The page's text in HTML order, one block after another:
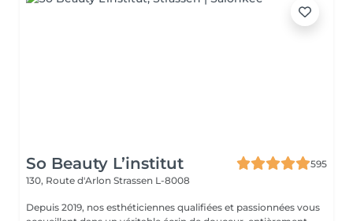
So Beauty L’institut
595
130, Route d'Arlon Strassen L-8008
Depuis 2019, nos esthéticiennes qualifiées et passionnées vous